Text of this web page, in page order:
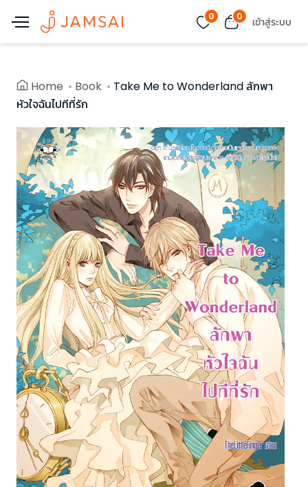
0 0 เข้าสู่ระบบ
Home Book
Take Me to Wonderland ลักพา
หัวใจฉันไปทีที่รัก